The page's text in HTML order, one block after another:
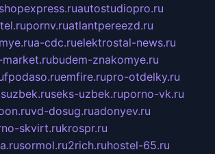
autostudiopro.ru
pornv.ruatlantpereezd.ru
a-cdc.ruelektrostal-news.ru
budem-znakomye.ru
fpodaso.ruemfire.rupro-otdelky.ru
seks-uzbek.ruporno-vk.ru
vd-dosug.ruadonyev.ru
skvirt.rukrospr.ru
sormol.ru2rich.ruhostel-65.ru